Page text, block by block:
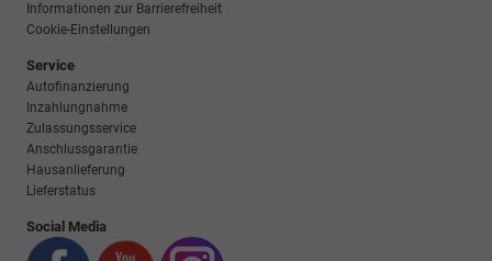
Informationen zur Barrierefreiheit
Cookie-Einstellungen
Service
Autofinanzierung
Inzahlungnahme
Zulassungsservice
Anschlussgarantie
Hausanlieferung
Lieferstatus
Social Media